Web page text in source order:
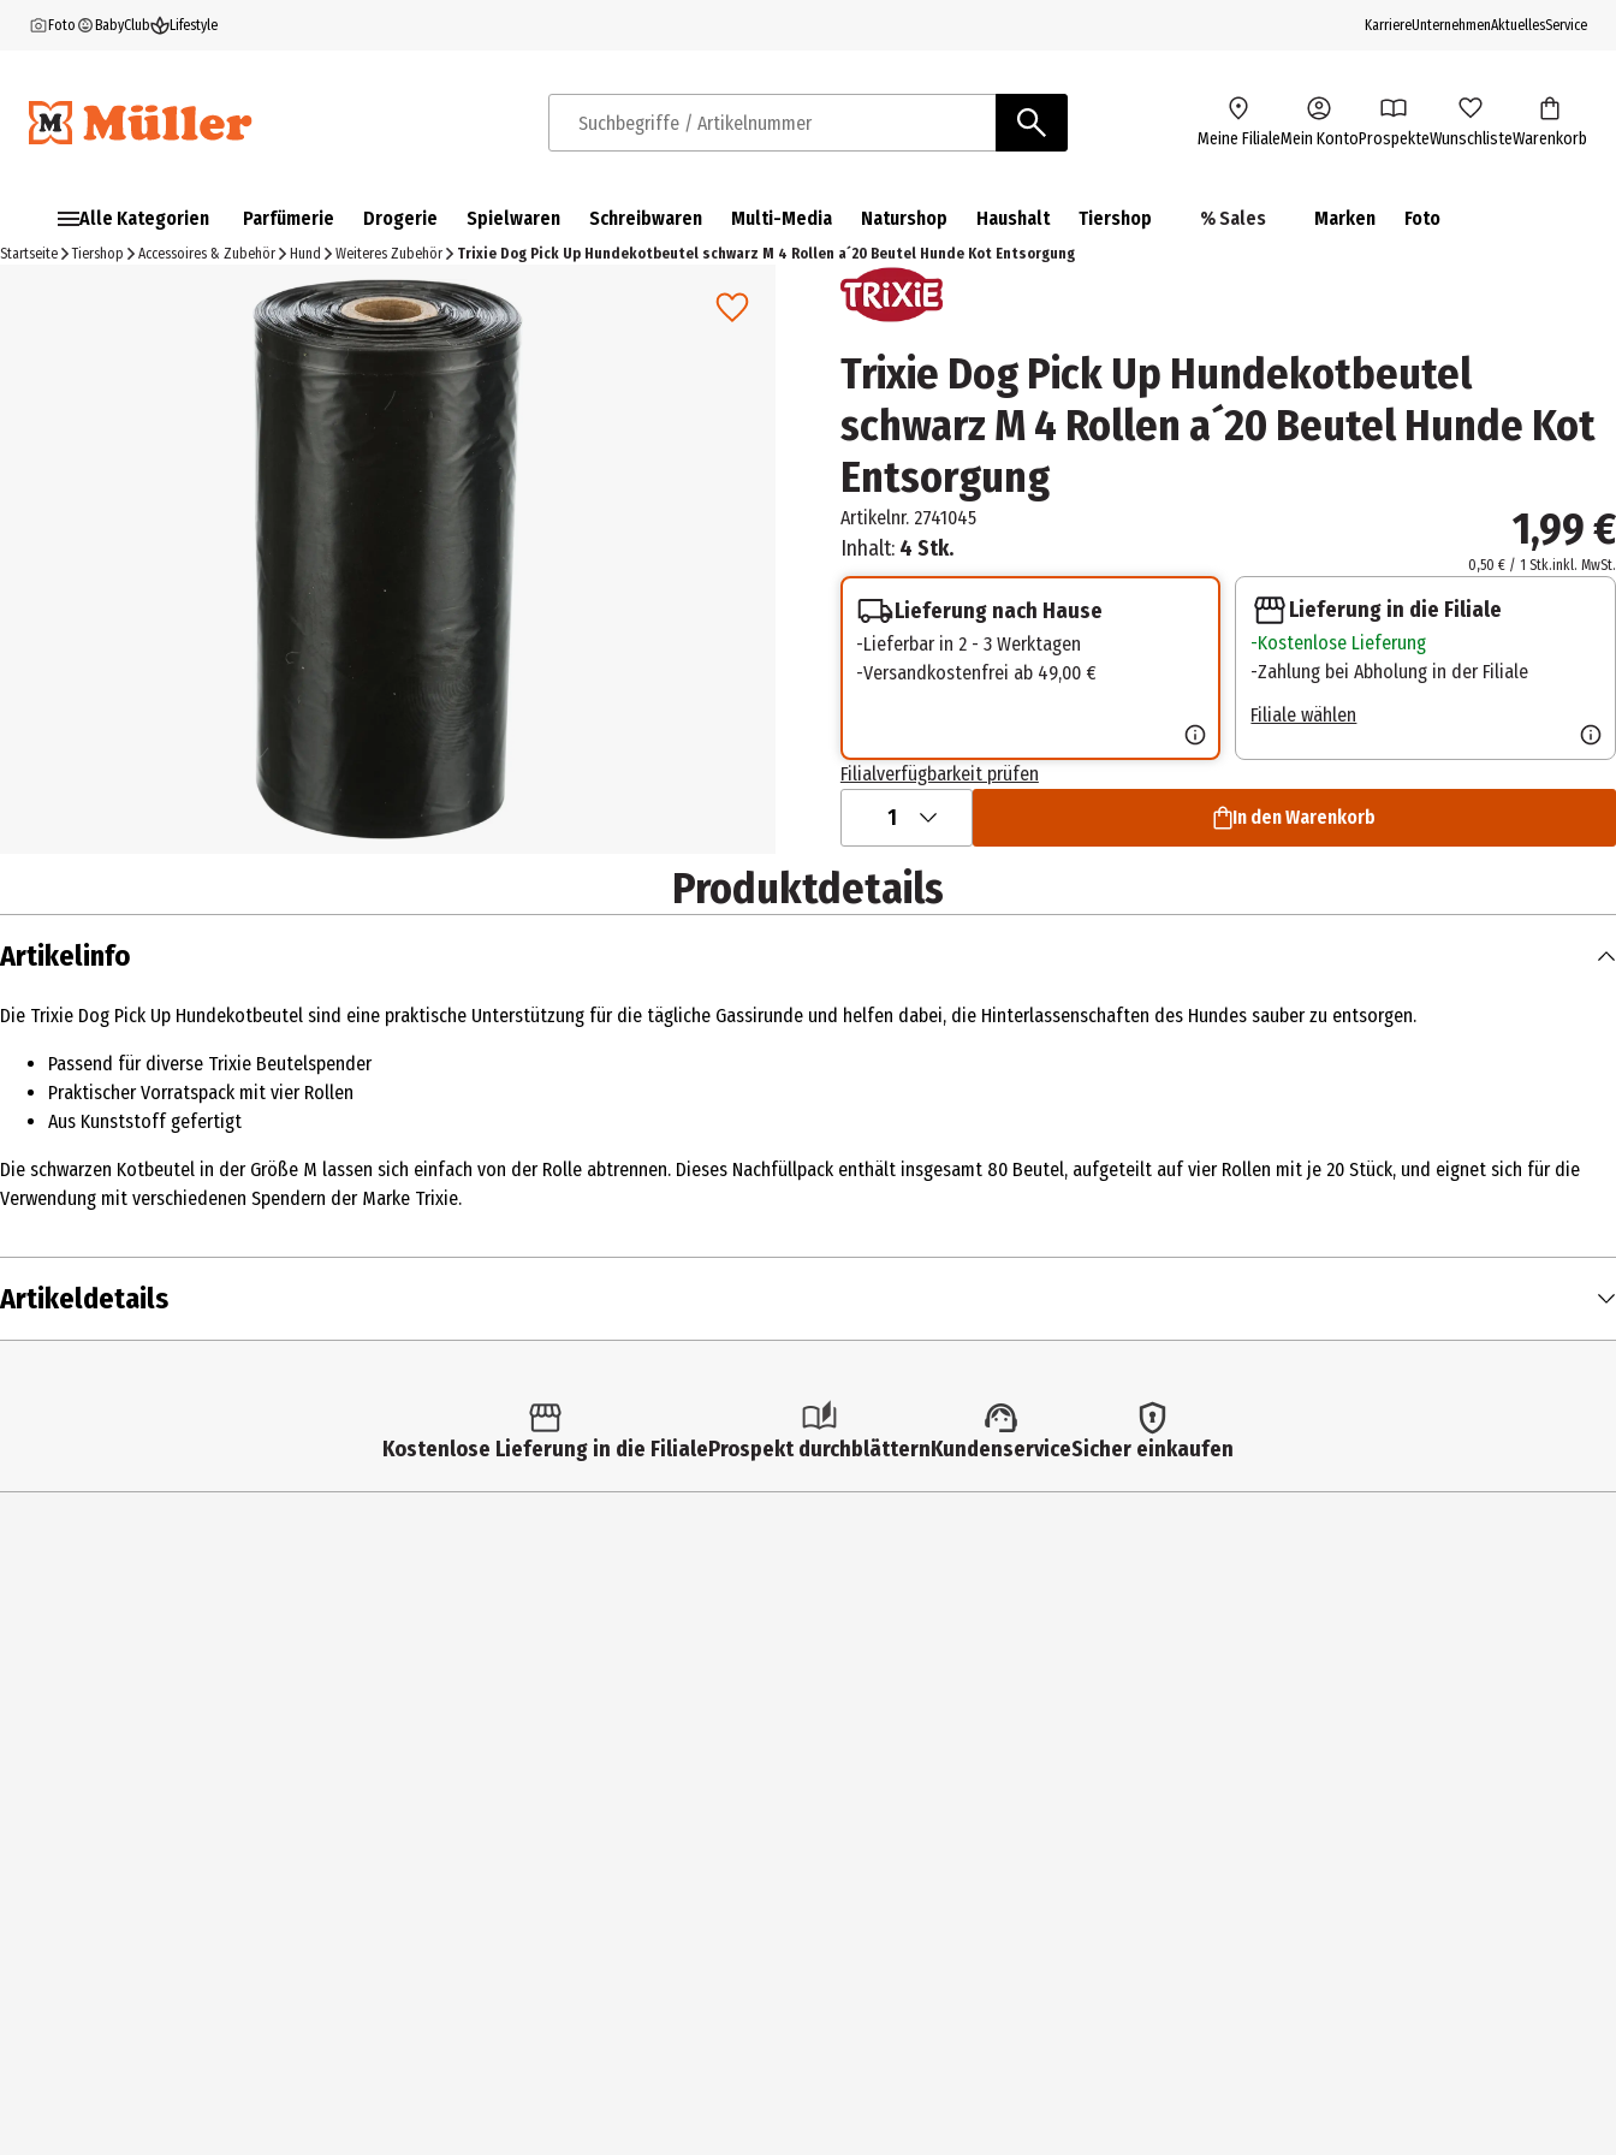
Foto BabyClub Lifestyle KarriereUnternehmenAktuellesService
Suchbegriffe / Artikelnummer Meine FilialeMein KontoProspekteWunschlisteWarenkorb
Alle Kategorien Parfümerie Drogerie Spielwaren Schreibwaren Multi-Media Naturshop Haushalt Tiershop % Sales Marken Foto
Startseite Tiershop Accessoires & Zubehör Hund Weiteres Zubehör Trixie Dog Pick Up Hundekotbeutel schwarz M 4 Rollen a´20 Beutel Hunde Kot Entsorgung
Trixie Dog Pick Up Hundekotbeutel
schwarz M 4 Rollen a´20 Beutel Hunde Kot
Entsorgung
Artikelnr. 2741045
Inhalt: 4 Stk. 1,99 €
0,50 € / 1 Stk.inkl. MwSt.
Lieferung nach Hause
Lieferbar in 2 - 3 Werktagen
Versandkostenfrei ab 49,00 €
Lieferung in die Filiale
Kostenlose Lieferung
Zahlung bei Abholung in der Filiale
Filiale wählen
Filialverfügbarkeit prüfen
1 In den Warenkorb
Produktdetails
Artikelinfo
Die Trixie Dog Pick Up Hundekotbeutel sind eine praktische Unterstützung für die tägliche Gassirunde und helfen dabei, die Hinterlassenschaften des Hundes sauber zu entsorgen.
Passend für diverse Trixie Beutelspender
Praktischer Vorratspack mit vier Rollen
Aus Kunststoff gefertigt
Die schwarzen Kotbeutel in der Größe M lassen sich einfach von der Rolle abtrennen. Dieses Nachfüllpack enthält insgesamt 80 Beutel, aufgeteilt auf vier Rollen mit je 20 Stück, und eignet sich für die
Verwendung mit verschiedenen Spendern der Marke Trixie.
Artikeldetails
Kostenlose Lieferung in die FilialeProspekt durchblätternKundenserviceSicher einkaufen